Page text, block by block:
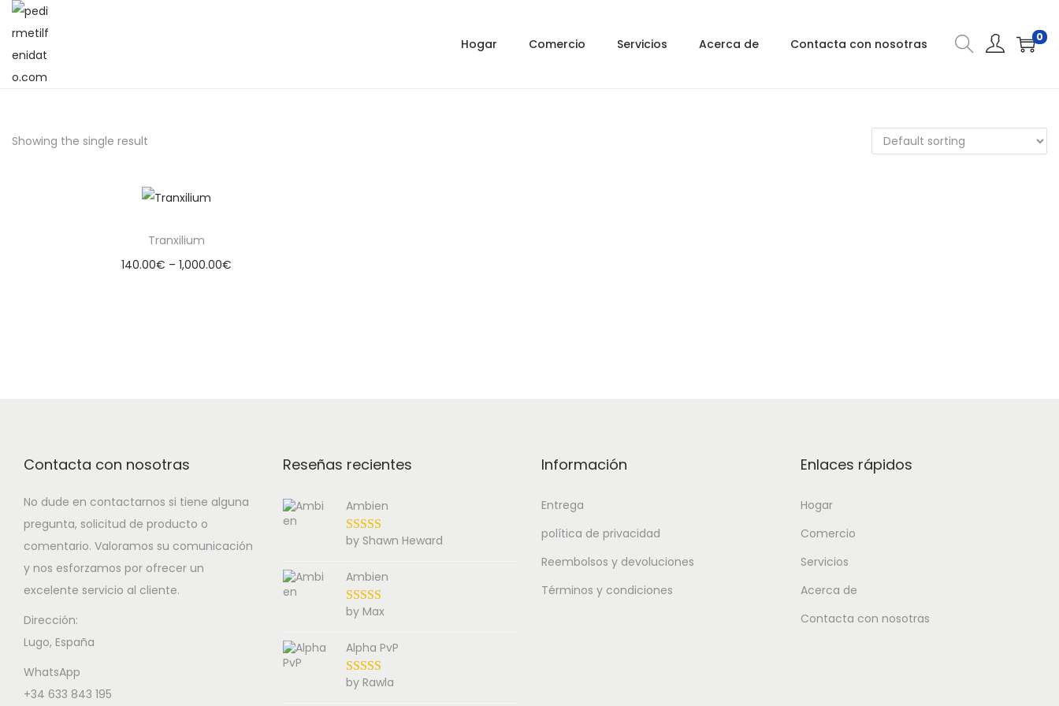
Hogar Comercio Servicios Acerca de Contacta con nosotras 0
Showing the single result
Tranxilium
140.00€ – 1,000.00€
Contacta con nosotras
No dude en contactarnos si tiene alguna
pregunta, solicitud de producto o
comentario. Valoramos su comunicación
y nos esforzamos por ofrecer un
excelente servicio al cliente.
Dirección:
Lugo, España
WhatsApp
+34 633 843 195
Reseñas recientes
Ambien
by Shawn Heward
Ambien
by Max
Alpha PvP
by Rawla
Información
Entrega
política de privacidad
Reembolsos y devoluciones
Términos y condiciones
Enlaces rápidos
Hogar
Comercio
Servicios
Acerca de
Contacta con nosotras